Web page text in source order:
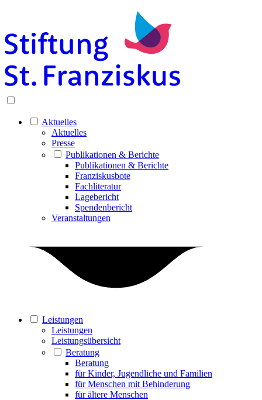
Aktuelles
Aktuelles
Presse
Publikationen & Berichte
Publikationen & Berichte
Franziskusbote
Fachliteratur
Lagebericht
Spendenbericht
Veranstaltungen
Leistungen
Leistungen
Leistungsübersicht
Beratung
Beratung
für Kinder, Jugendliche und Familien
für Menschen mit Behinderung
für ältere Menschen